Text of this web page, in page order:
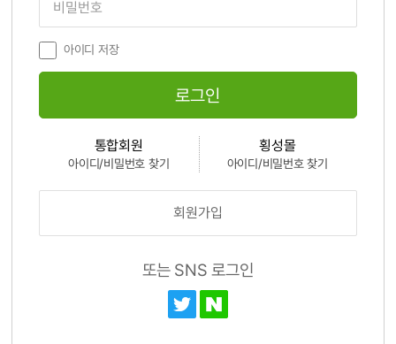
아이디 저장
로그인
통합회원
아이디/비밀번호 찾기
횡성몰
아이디/비밀번호 찾기
회원가입
또는 SNS 로그인